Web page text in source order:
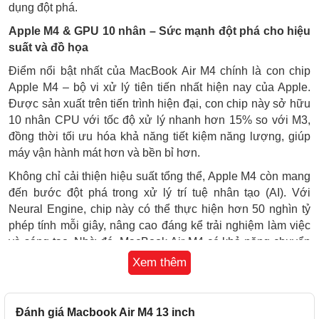
dụng đột phá.
Apple M4 & GPU 10 nhân – Sức mạnh đột phá cho hiệu
suất và đồ họa
Điểm nổi bật nhất của MacBook Air M4 chính là con chip
Apple M4 – bộ vi xử lý tiên tiến nhất hiện nay của Apple.
Được sản xuất trên tiến trình hiện đại, con chip này sở hữu
10 nhân CPU với tốc độ xử lý nhanh hơn 15% so với M3,
đồng thời tối ưu hóa khả năng tiết kiệm năng lượng, giúp
máy vận hành mát hơn và bền bỉ hơn.
Không chỉ cải thiện hiệu suất tổng thể, Apple M4 còn mang
đến bước đột phá trong xử lý trí tuệ nhân tạo (AI). Với
Neural Engine, chip này có thể thực hiện hơn 50 nghìn tỷ
phép tính mỗi giây, nâng cao đáng kể trải nghiệm làm việc
và sáng tạo. Nhờ đó, MacBook Air M4 có khả năng chuyển
đổi giọng nói thành văn bản nhanh hơn và chính xác hơn,
đồng thời xử lý hình ảnh, video vượt trội, làm nét ảnh động
và chỉnh sửa màu sắc chuyên sâu. Ngoài ra, con chip này
cũng giúp tối ưu đồ họa nâng cao, cho phép các phần mềm
Xem thêm
Đánh giá Macbook Air M4 13 inch